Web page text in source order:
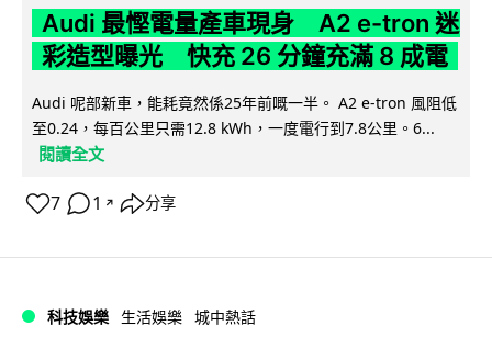
Audi 最慳電量產車現身 A2 e-tron 迷
彩造型曝光 快充 26 分鐘充滿 8 成電
Audi 呢部新車，能耗竟然係25年前嘅一半。 A2 e-tron 風阻低
至0.24，每百公里只需12.8 kWh，一度電行到7.8公里。6...
閱讀全文
7 1 ↗ 分享
科技娛樂 生活娛樂 城中熱話